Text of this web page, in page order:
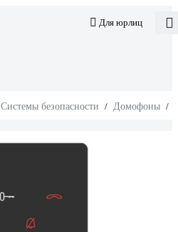
Для юрлиц
Системы безопасности / Домофоны /